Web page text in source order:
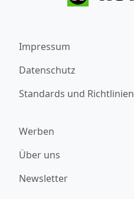
Impressum
Datenschutz
Standards und Richtlinien
Werben
Über uns
Newsletter